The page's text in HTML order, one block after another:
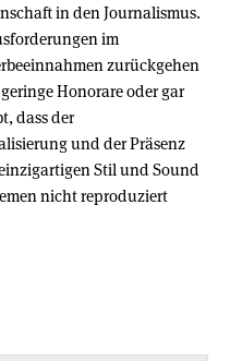
in den Journalismus.
im
zurückgehen
Honorare oder gar
dass der
und der Präsenz
Stil und Sound
nicht reproduziert